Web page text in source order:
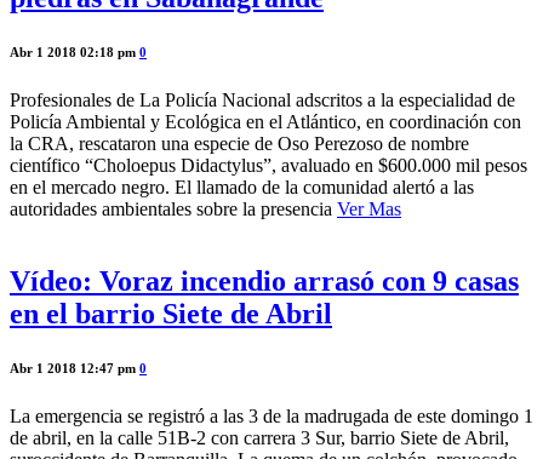
Abr 1 2018 02:18 pm 0
Profesionales de La Policía Nacional adscritos a la especialidad de
Policía Ambiental y Ecológica en el Atlántico, en coordinación con
la CRA, rescataron una especie de Oso Perezoso de nombre
científico “Choloepus Didactylus”, avaluado en $600.000 mil pesos
en el mercado negro. El llamado de la comunidad alertó a las
autoridades ambientales sobre la presencia Ver Mas
Vídeo: Voraz incendio arrasó con 9 casas
en el barrio Siete de Abril
Abr 1 2018 12:47 pm 0
La emergencia se registró a las 3 de la madrugada de este domingo 1
de abril, en la calle 51B-2 con carrera 3 Sur, barrio Siete de Abril,